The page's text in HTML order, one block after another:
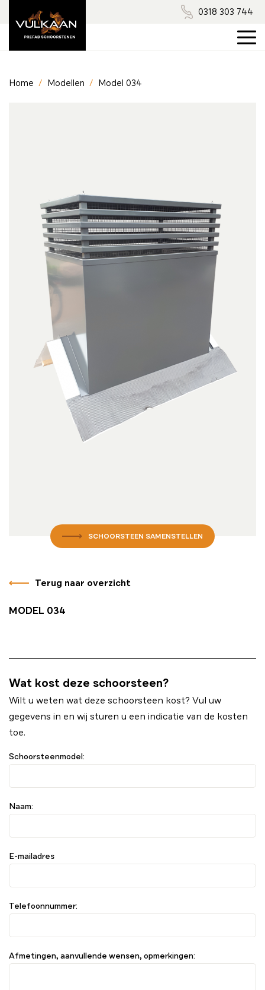
0318 303 744
Home / Modellen / Model 034
SCHOORSTEEN SAMENSTELLEN
Terug naar overzicht
MODEL 034
Wat kost deze schoorsteen?
Wilt u weten wat deze schoorsteen kost? Vul uw
gegevens in en wij sturen u een indicatie van de kosten
toe.
Schoorsteenmodel:
Naam:
E-mailadres
Telefoonnummer:
Afmetingen, aanvullende wensen, opmerkingen: